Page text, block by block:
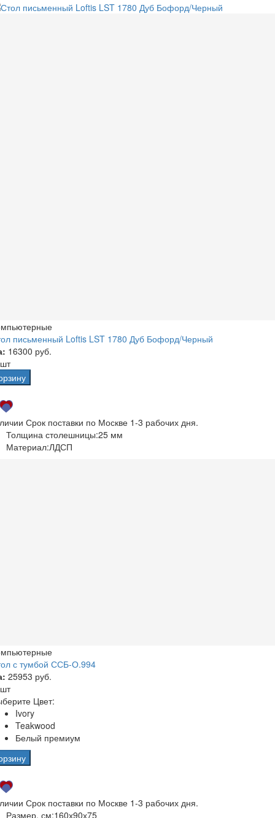
письменный Loftis LST 1780 Дуб Бофорд/Черный
16300 руб.
Срок поставки по Москве 1-3 рабочих дня.
Толщина столешницы:25 мм
Материал:ЛДСП
с тумбой ССБ-О.994
25953 руб.
Цвет:
Ivory
Teakwood
Белый премиум
Срок поставки по Москве 1-3 рабочих дня.
Размер, см:160х90х75